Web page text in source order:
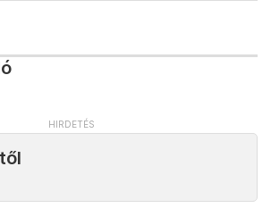
fontos, és nem tudjuk eléggé
minden kihívással szemben
egységes nép vagyunk, és
igazság a mi oldalunkon áll”
az orosz elnök.